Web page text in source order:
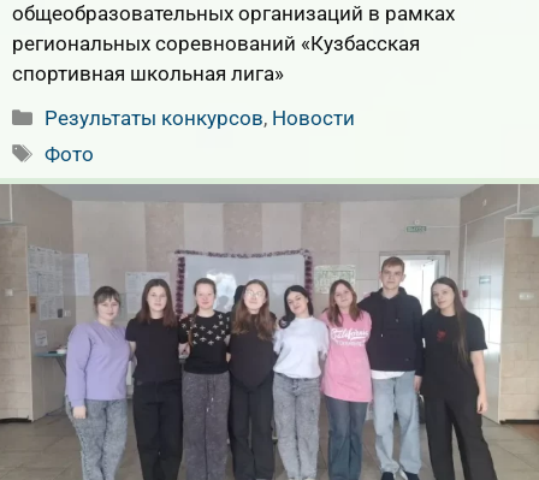
общеобразовательных организаций в рамках
региональных соревнований «Кузбасская
спортивная школьная лига»
Рубрики
Результаты конкурсов, Новости
Метки
Фото